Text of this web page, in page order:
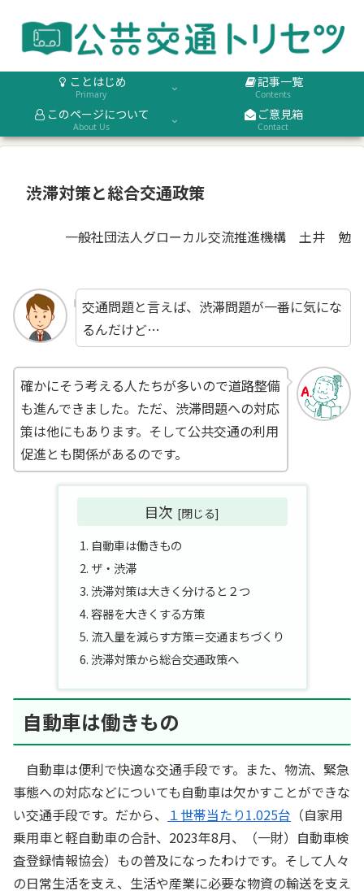
ことはじめ
Primary
記事一覧
Contents
このページについて
About Us
ご意見箱
Contact
渋滞対策と総合交通政策
一般社団法人グローカル交流推進機構 土井 勉
交通問題と言えば、渋滞問題が一番に気にな
るんだけど…
確かにそう考える人たちが多いので道路整備
も進んできました。ただ、渋滞問題への対応
策は他にもあります。そして公共交通の利用
促進とも関係があるのです。
目次
自動車は働きもの
ザ・渋滞
渋滞対策は大きく分けると２つ
容器を大きくする方策
流入量を減らす方策＝交通まちづくり
渋滞対策から総合交通政策へ
自動車は働きもの
自動車は便利で快適な交通手段です。また、物流、緊急
事態への対応などについても自動車は欠かすことができな
い交通手段です。だから、 １世帯当たり1.025台 （自家用
乗用車と軽自動車の合計、2023年8月、（一財）自動車検
査登録情報協会）もの普及になったわけです。そして人々
の日常生活を支え、生活や産業に必要な物資の輸送を支え